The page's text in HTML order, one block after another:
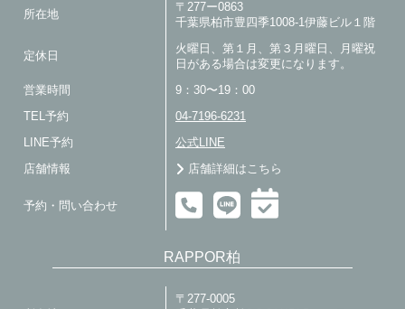
所在地
〒277ー0863
千葉県柏市豊四季1008-1伊藤ビル１階
定休日
火曜日、第１月、第３月曜日、月曜祝
日がある場合は変更になります。
営業時間 9：30〜19：00
TEL予約 04-7196-6231
LINE予約 公式LINE
店舗情報 店舗詳細はこちら
予約・問い合わせ
RAPPOR柏
〒277-0005